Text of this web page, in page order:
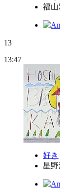
福
13
13:47
好き
星野